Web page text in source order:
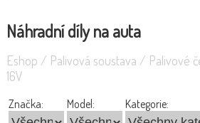
Náhradní díly na auta
Eshop / Palivová soustava / Palivové
16V
Značka: Model: Kategorie: